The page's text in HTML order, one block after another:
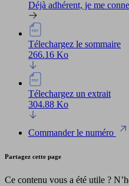
Déjà adhérent, je me
Télechargez le sommaire
266.16 Ko
Télechargez un extrait
304.88 Ko
Commander le numéro
Partagez cette page
Ce contenu vous a été utile ?